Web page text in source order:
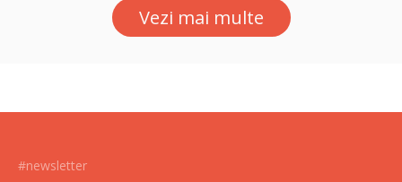
Vezi mai multe
#newsletter